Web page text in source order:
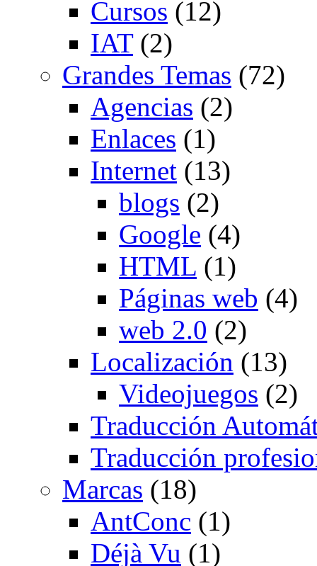
Cursos (12)
IAT(2)
Grandes Temas (72)
Agencias (2)
Enlaces (1)
Internet (13)
blogs (2)
Google (4)
HTML (1)
Páginas web (4)
web 2.0 (2)
Localización (13)
Videojuegos (2)
Traducción
Traducción
Marcas (18)
AntConc (1)
Déjà Vu (1)